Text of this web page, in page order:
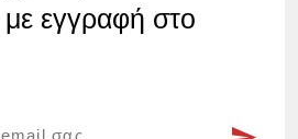
με εγγραφή στο